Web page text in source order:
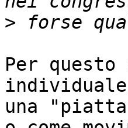
>
Per
una